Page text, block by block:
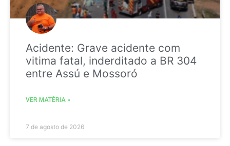
Acidente: Grave acidente com
vitima fatal, inderditado a BR 304
entre Assú e Mossoró
VER MATÉRIA »
7 de agosto de 2026